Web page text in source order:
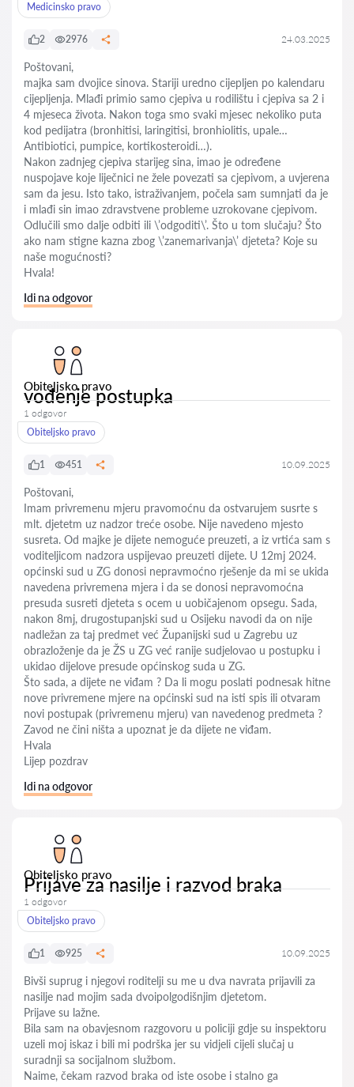
Medicinsko pravo
2 2976 24.03.2025
Poštovani,
majka sam dvojice sinova. Stariji uredno cijepljen po kalendaru
cijepljenja. Mlađi primio samo cjepiva u rodilištu i cjepiva sa 2 i
4 mjeseca života. Nakon toga smo svaki mjesec nekoliko puta
kod pedijatra (bronhitisi, laringitisi, bronhiolitis, upale…
Antibiotici, pumpice, kortikosteroidi…).
Nakon zadnjeg cjepiva starijeg sina, imao je određene
nuspojave koje liječnici ne žele povezati sa cjepivom, a uvjerena
sam da jesu. Isto tako, istraživanjem, počela sam sumnjati da je
i mlađi sin imao zdravstvene probleme uzrokovane cjepivom.
Odlučili smo dalje odbiti ili \’odgoditi\’. Što u tom slučaju? Što
ako nam stigne kazna zbog \’zanemarivanja\’ djeteta? Koje su
naše mogućnosti?
Hvala!
Idi na odgovor
Obiteljsko pravo
vođenje postupka
1 odgovor
Obiteljsko pravo
1 451 10.09.2025
Poštovani,
Imam privremenu mjeru pravomoćnu da ostvarujem susrte s
mlt. djetetm uz nadzor treće osobe. Nije navedeno mjesto
susreta. Od majke je dijete nemoguće preuzeti, a iz vrtića sam s
voditeljicom nadzora uspijevao preuzeti dijete. U 12mj 2024.
općinski sud u ZG donosi nepravmoćno rješenje da mi se ukida
navedena privremena mjera i da se donosi nepravomoćna
presuda susreti djeteta s ocem u uobičajenom opsegu. Sada,
nakon 8mj, drugostupanjski sud u Osijeku navodi da on nije
nadležan za taj predmet već Županijski sud u Zagrebu uz
obrazloženje da je ŽS u ZG već ranije sudjelovao u postupku i
ukidao dijelove presude općinskog suda u ZG.
Što sada, a dijete ne viđam ? Da li mogu poslati podnesak hitne
nove privremene mjere na općinski sud na isti spis ili otvaram
novi postupak (privremenu mjeru) van navedenog predmeta ?
Zavod ne čini ništa a upoznat je da dijete ne viđam.
Hvala
Lijep pozdrav
Idi na odgovor
Obiteljsko pravo
Prijave za nasilje i razvod braka
1 odgovor
Obiteljsko pravo
1 925 10.09.2025
Bivši suprug i njegovi roditelji su me u dva navrata prijavili za
nasilje nad mojim sada dvoipolgodišnjim djetetom.
Prijave su lažne.
Bila sam na obavjesnom razgovoru u policiji gdje su inspektoru
uzeli moj iskaz i bili mi podrška jer su vidjeli cijeli slučaj u
suradnji sa socijalnom službom.
Naime, čekam razvod braka od iste osobe i stalno ga